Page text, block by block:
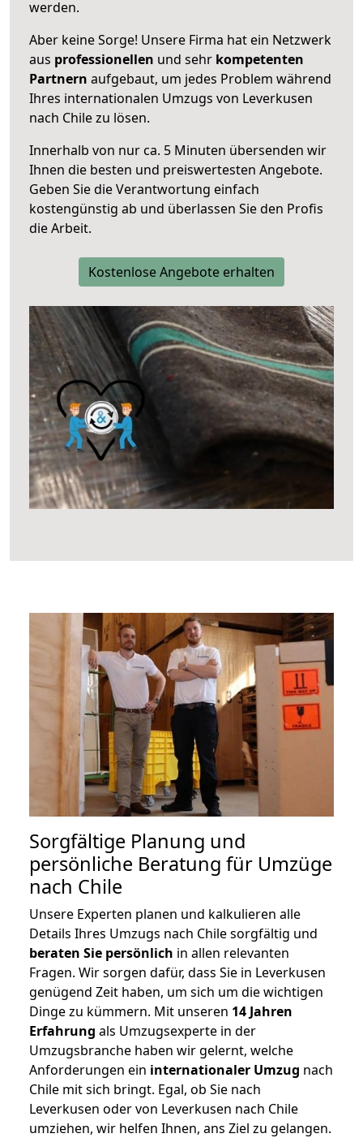
werden.
Aber keine Sorge! Unsere Firma hat ein Netzwerk
aus professionellen und sehr kompetenten
Partnern aufgebaut, um jedes Problem während
Ihres internationalen Umzugs von Leverkusen
nach Chile zu lösen.
Innerhalb von nur ca. 5 Minuten übersenden wir
Ihnen die besten und preiswertesten Angebote.
Geben Sie die Verantwortung einfach
kostengünstig ab und überlassen Sie den Profis
die Arbeit.
Kostenlose Angebote erhalten
Sorgfältige Planung und
persönliche Beratung für Umzüge
nach Chile
Unsere Experten planen und kalkulieren alle
Details Ihres Umzugs nach Chile sorgfältig und
beraten Sie persönlich in allen relevanten
Fragen. Wir sorgen dafür, dass Sie in Leverkusen
genügend Zeit haben, um sich um die wichtigen
Dinge zu kümmern. Mit unseren 14 Jahren
Erfahrung als Umzugsexperte in der
Umzugsbranche haben wir gelernt, welche
Anforderungen ein internationaler Umzug nach
Chile mit sich bringt. Egal, ob Sie nach
Leverkusen oder von Leverkusen nach Chile
umziehen, wir helfen Ihnen, ans Ziel zu gelangen.